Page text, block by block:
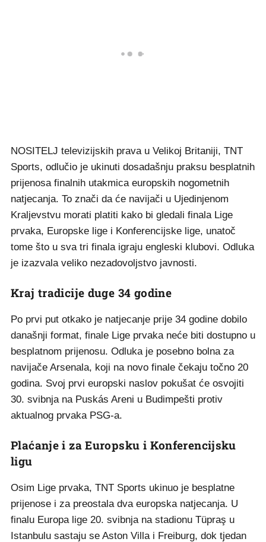
NOSITELJ televizijskih prava u Velikoj Britaniji, TNT
Sports, odlučio je ukinuti dosadašnju praksu besplatnih
prijenosa finalnih utakmica europskih nogometnih
natjecanja. To znači da će navijači u Ujedinjenom
Kraljevstvu morati platiti kako bi gledali finala Lige
prvaka, Europske lige i Konferencijske lige, unatoč
tome što u sva tri finala igraju engleski klubovi. Odluka
je izazvala veliko nezadovoljstvo javnosti.
Kraj tradicije duge 34 godine
Po prvi put otkako je natjecanje prije 34 godine dobilo
današnji format, finale Lige prvaka neće biti dostupno u
besplatnom prijenosu. Odluka je posebno bolna za
navijače Arsenala, koji na novo finale čekaju točno 20
godina. Svoj prvi europski naslov pokušat će osvojiti
30. svibnja na Puskás Areni u Budimpešti protiv
aktualnog prvaka PSG-a.
Plaćanje i za Europsku i Konferencijsku
ligu
Osim Lige prvaka, TNT Sports ukinuo je besplatne
prijenose i za preostala dva europska natjecanja. U
finalu Europa lige 20. svibnja na stadionu Tüpraş u
Istanbulu sastaju se Aston Villa i Freiburg, dok tjedan